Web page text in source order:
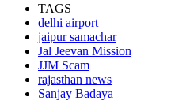
TAGS
delhi airport
jaipur samachar
Jal Jeevan Mission
JJM Scam
rajasthan news
Sanjay Badaya